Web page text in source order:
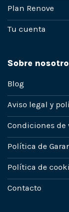
Plan Renove
Tu cuenta
Sobre
Blog
Aviso legal y
Condiciones de
Política de
Política de
Contacto